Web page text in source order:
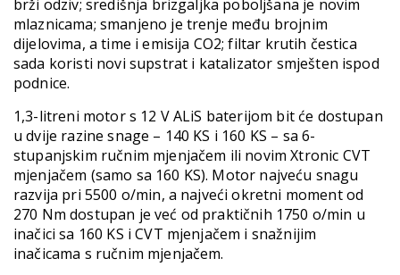
brži odziv; središnja brizgaljka poboljšana je novim
mlaznicama; smanjeno je trenje među brojnim
dijelovima, a time i emisija CO2; filtar krutih čestica
sada koristi novi supstrat i katalizator smješten ispod
podnice.
1,3-litreni motor s 12 V ALiS baterijom bit će dostupan
u dvije razine snage – 140 KS i 160 KS – sa 6-
stupanjskim ručnim mjenjačem ili novim Xtronic CVT
mjenjačem (samo sa 160 KS). Motor najveću snagu
razvija pri 5500 o/min, a najveći okretni moment od
270 Nm dostupan je već od praktičnih 1750 o/min u
inačici sa 160 KS i CVT mjenjačem i snažnijim
inačicama s ručnim mjenjačem.